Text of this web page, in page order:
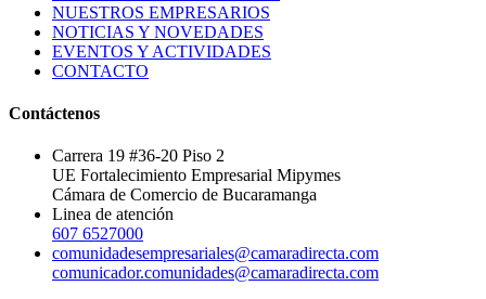
NUESTROS EMPRESARIOS
NOTICIAS Y NOVEDADES
EVENTOS Y ACTIVIDADES
CONTACTO
Contáctenos
Carrera 19 #36-20 Piso 2
UE Fortalecimiento Empresarial Mipymes
Cámara de Comercio de Bucaramanga
Linea de atención
607 6527000
comunidadesempresariales@camaradirecta.com
comunicador.comunidades@camaradirecta.com